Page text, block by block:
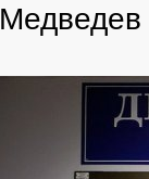
Медведев